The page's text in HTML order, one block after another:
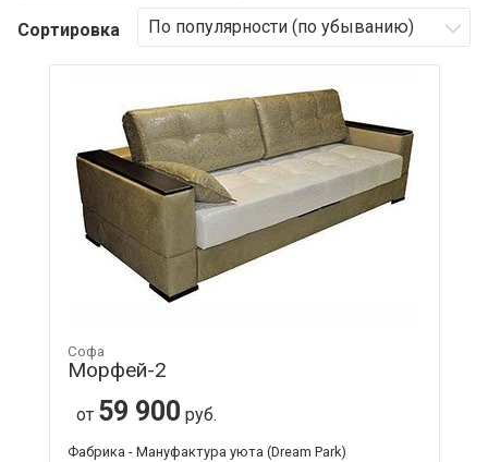
Сортировка
Софа
Морфей-2
от 59 900 руб.
Фабрика - Мануфактура уюта (Dream Park)